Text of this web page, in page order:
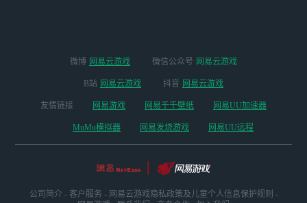
微博 网易云游戏 微信公众号 网易云游戏
B站 网易云游戏 抖音 网易云游戏
友情链接 网易游戏 网易千千壁纸 网易UU加速器
MuMu模拟器 网易发烧游戏 网易UU远程
公司简介 - 客户服务 - 网易云游戏隐私政策及儿童个人信息保护规则 -